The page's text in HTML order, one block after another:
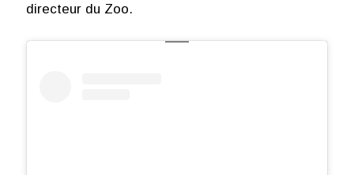
directeur du Zoo.